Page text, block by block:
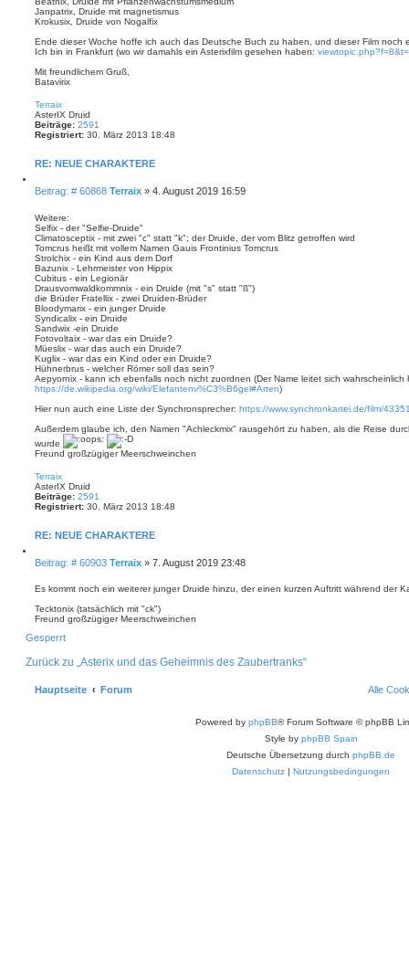
e
v
o
B
a
v
i
r
i
r
e
n
t
r
a
g
Janpatrix, Druide mit magnetismus
Krokusix, Druide von Nogalfix
Ende dieser Woche hoffe ich auch das Deutsche Buch zu haben, und dieser Film noch
Ich bin in Frankfurt (wo wir damahls ein Asterixfilm gesehen haben:
Mit freundlichem Gruß,
Batavirix
a
c
h
o
b
n
Terraix
AsterIX Druid
Beiträge: 2591
Registriert: 30. März 2013 18:48
RE: NEUE CHARAKTERE
e
r
e
n
Beitrag: # 60868B
t
r
a
g
Terraix » 4. August 2019 16:59
Weitere:
Selfix - der "Selfie-Druide"
Climatosceptix - mit zwei "c" statt "k"; der Druide, der vom Blitz getroffen wird
Tomcrus heißt mit vollem Namen Gauis Frontinius Tomcrus
Strolchix - ein Kind aus dem Dorf
Bazunix - Lehrmeister von Hippix
Cubitus - ein Legionär
Drausvomwaldkommnix - ein Druide (mit "s" statt "ß")
die Brüder Fratellix - zwei Druiden-Brüder
Bloodymarix - ein junger Druide
Syndicalix - ein Druide
Sandwix -ein Druide
Fotovoltaix - war das ein Druide?
Müeslix - war das auch ein Druide?
Kuglix - war das ein Kind oder ein Druide?
Hühnerbrus - welcher Römer soll das sein?
Aepyornix - kann ich ebenfalls noch nicht zuordnen (Der Name leitet sich wahrscheinlich
https://de.wikipedia.org/wiki/Elefantenv%C3%B6gel#Arten)
Hier nun auch eine Liste der Synchronsprecher: https://www.synchronkartei.de/film/
Außerdem glaube ich, den Namen "Achleckmix" rausgehört zu haben, als die Reise
wurde
Freund großzügiger Meerschweinchen
a
c
h
o
b
n
Terraix
AsterIX Druid
Beiträge: 2591
Registriert: 30. März 2013 18:48
RE: NEUE CHARAKTERE
e
e
n
Beitrag: # 60903B
i
r
a
Terraix » 7. August 2019 23:48
Es kommt noch ein weiterer junger Druide hinzu, der einen kurzen Auftritt während der
Tecktonix (tatsächlich mit "ck")
Freund großzügiger Meerschweinchen
a
h
o
e
Gesperrt
Zurück zu „Asterix und das Geheimnis des Zaubertranks“
Hauptseite Forum Alle
Powered by phpBB® Forum Software © phpBB
Style by phpBB Spain
Deutsche Übersetzung durch phpBB.de
Datenschutz | Nutzungsbedingungen